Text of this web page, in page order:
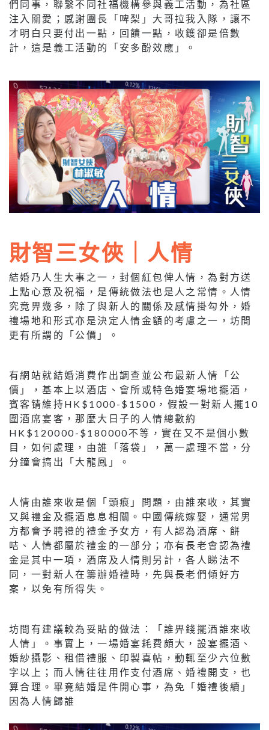
們同事，聯繫不同社福機構參與義工活動，為社區
注入關愛；感謝團長「啤梨」大哥拉我入隊，讓不
才明白只要付出一點，回饋一點，收鑊卻是倍數
計，這是義工活動的「安多酚效應」。
財智三女俠｜人情
結婚乃人生大事之一，封個紅包俾人情，為對方送
上點心意及祝福，是傳統做法也是人之常情。人情
究竟畀幾多，除了與新人的關係及感情掛勾外，婚
禮場地和形式亦是決定人情金額的考慮之一，坊間
更有所謂的「公價」。
有網站就結婚消費作出調查並公布最新人情「公
價」，基本上以酒店、會所或特色婚宴場地擺酒，
賓客锖維持HK$1000-$1500，假設一對新人擺10
圍酒席宴客，那麼大日子的人情總數約
HK$120000-$180000不等，實在又不是個小數
目，如何處理，由誰「落袋」，萬一處理不當，分
分鐘會搞出「大龍鳳」。
人情由誰來收是個「頭痕」問題，由誰來收，其實
又與禮金及擺酒息息相關。中國傳統嫁娶，通常男
方都會予聘禮的禮金予女方，有人認為酒席、餅
咭、人情都屬於禮金的一部分；亦有長老會認為禮
金是其中一項，酒席及人情則另計，各人睇法不
同，一對新人在籌辦婚禮時，先與長老們傾好方
案，以免有所得失。
坊間有建議較為妥貼的做法：「誰畀錢擺酒誰來收
人情」。事實上，一場婚宴耗費頗大，設宴擺酒、
婚紗攝影、租借禮服、印製喜帖，動輒至少六位數
字以上；而人情往往用作支付酒席、婚禮開支，也
算合理。畢竟結婚是件開心事，為免「婚禮後續」
因為人情歸誰